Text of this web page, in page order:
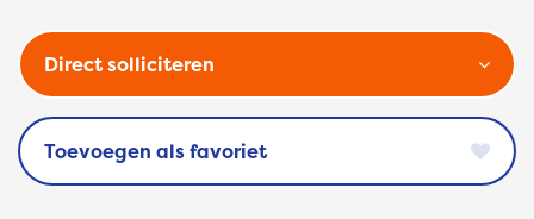
Direct solliciteren
favoriet